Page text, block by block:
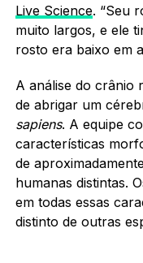
Live Science. “Seu
muito largos, e ele
rosto era baixo em
A análise do crânio
de abrigar um
sapiens. A equipe
características
de
humanas distintas.
em todas essas
distinto de outras